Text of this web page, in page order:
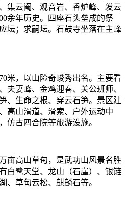
集云阉、观音岩、香炉峰、发云
余年历史。四座石头垒成的祭
坛；求嗣坛。石鼓寺坐落在主峰
米，以山险奇峻秀出名。主要看
夫妻峰、金鸡迎春、关公班师、
、生命之根、穿云石笋。景区建
高山滑道、滑索、户外运动中
仿古四合院等旅游设施。
亩高山草甸，是武功山风景名胜
白鹭天堂、龙山（石崖）、银链
、草甸云松、麒麟石等。